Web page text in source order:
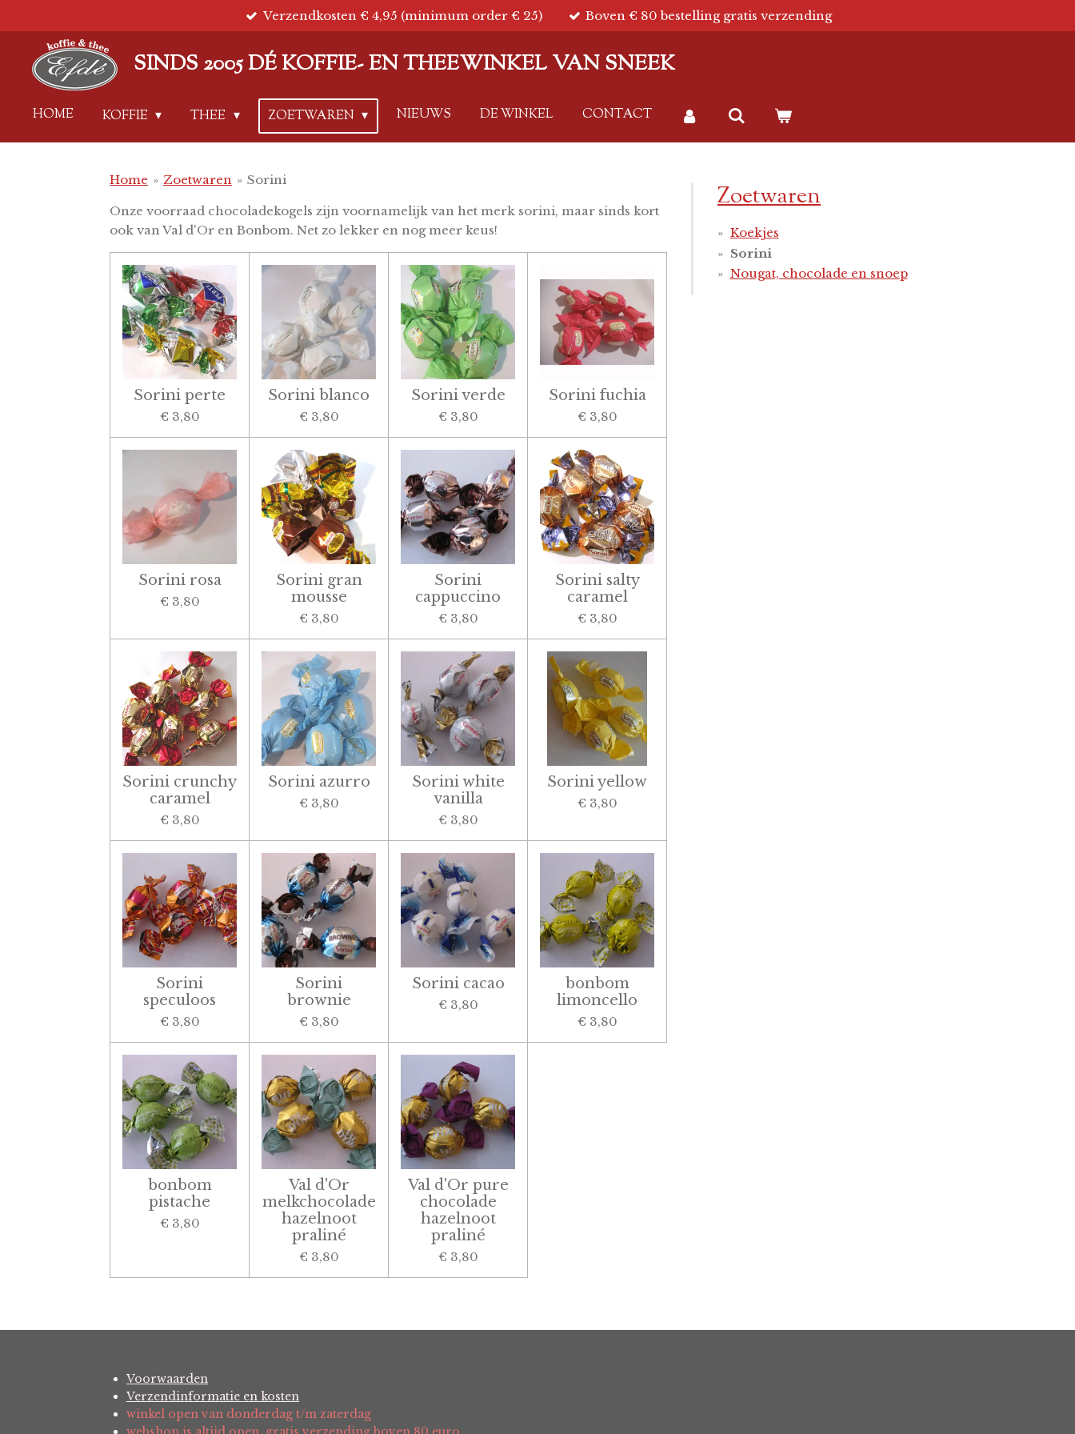
direct
hoofdinhoud
Verzendkosten € 4,95 (minimum order € 25) Boven € 80 bestelling gratis verzending
SINDS 2005 DÉ KOFFIE- EN THEEWINKEL VAN SNEEK
HOME KOFFIE THEE ZOETWAREN NIEUWS DE WINKEL CONTACT
Home » Zoetwaren » Sorini
Onze voorraad chocoladekogels zijn voornamelijk van het merk sorini, maar sinds kort
ook van Val d'Or en Bonbom. Net zo lekker en nog meer keus!
Sorini perte
€ 3,80
Sorini blanco
€ 3,80
Sorini verde
€ 3,80
Sorini fuchia
€ 3,80
Sorini rosa
€ 3,80
Sorini gran
mousse
€ 3,80
Sorini
cappuccino
€ 3,80
Sorini salty
caramel
€ 3,80
Sorini crunchy
caramel
€ 3,80
Sorini azurro
€ 3,80
Sorini white
vanilla
€ 3,80
Sorini yellow
€ 3,80
Sorini
speculoos
€ 3,80
Sorini
brownie
€ 3,80
Sorini cacao
€ 3,80
bonbom
limoncello
€ 3,80
bonbom
pistache
€ 3,80
Val d'Or
melkchocolade
hazelnoot
praliné
€ 3,80
Val d'Or pure
chocolade
hazelnoot
praliné
€ 3,80
Zoetwaren
Koekjes
Sorini
Nougat, chocolade en snoep
Voorwaarden
Verzendinformatie en kosten
winkel open van donderdag t/m zaterdag